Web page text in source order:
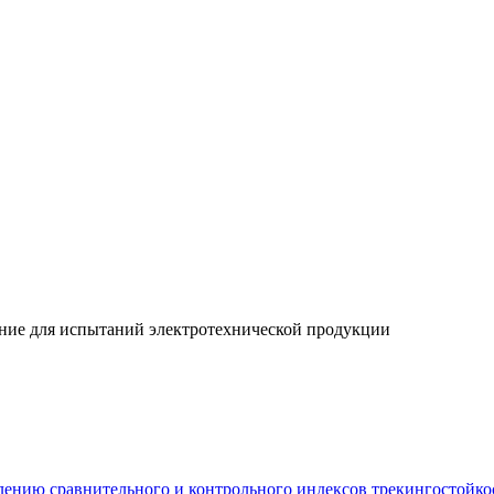
для испытаний электротехнической продукции
сравнительного и контрольного индексов